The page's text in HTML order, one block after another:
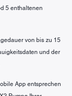
5 enthaltenen
von bis zu 15
und der
App entsprechen